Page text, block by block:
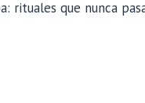
rituales que nunca